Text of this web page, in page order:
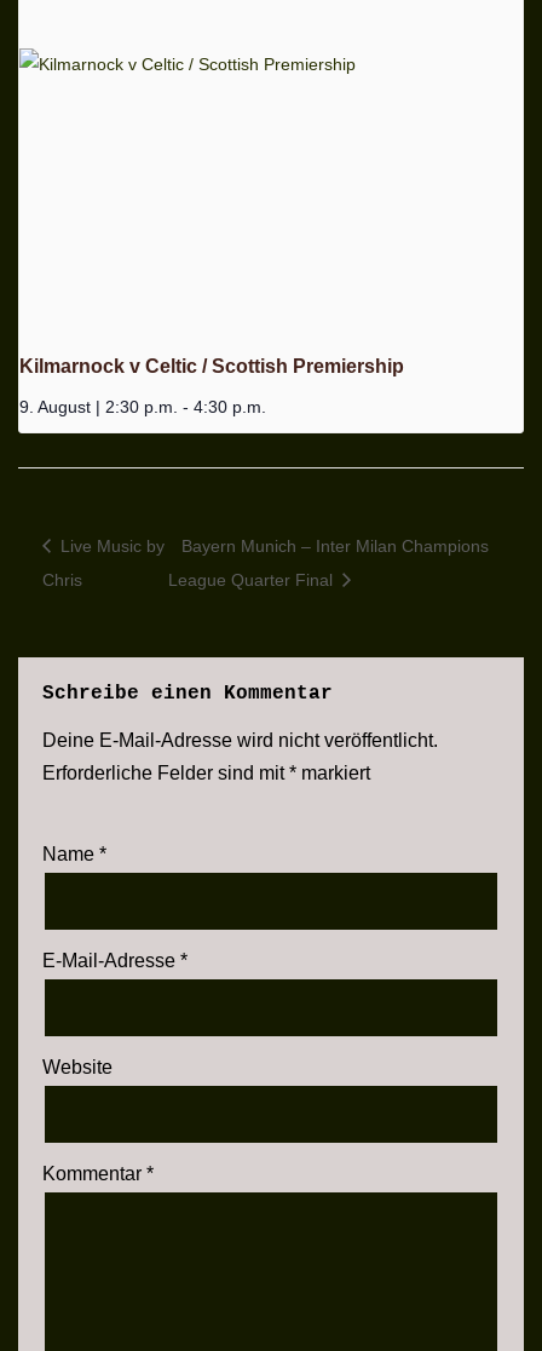
Kilmarnock v Celtic / Scottish Premiership
9. August | 2:30 p.m. - 4:30 p.m.
Live Music by
Chris
Bayern Munich – Inter Milan Champions
League Quarter Final
Schreibe einen Kommentar
Deine E-Mail-Adresse wird nicht veröffentlicht.
Erforderliche Felder sind mit* markiert
Name *
E-Mail-Adresse *
Website
Kommentar *